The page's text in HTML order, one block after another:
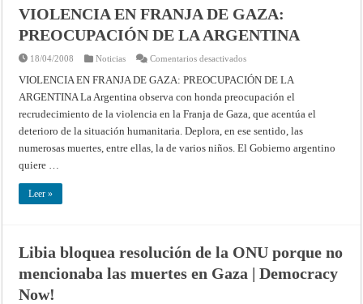
VIOLENCIA EN FRANJA DE GAZA:
PREOCUPACIÓN DE LA ARGENTINA
18/04/2008 Noticias Comentarios desactivadosen
EN
FRANJA
DE
GAZA:
PREOCUPACIÓN
LA
ARGENTINA
VIOLENCIA EN FRANJA DE GAZA: PREOCUPACIÓN DE LA
ARGENTINA La Argentina observa con honda preocupación el
recrudecimiento de la violencia en la Franja de Gaza, que acentúa el
deterioro de la situación humanitaria. Deplora, en ese sentido, las
numerosas muertes, entre ellas, la de varios niños. El Gobierno argentino
quiere …
Leer »
Libia bloquea resolución de la ONU porque no
mencionaba las muertes en Gaza | Democracy
Now!